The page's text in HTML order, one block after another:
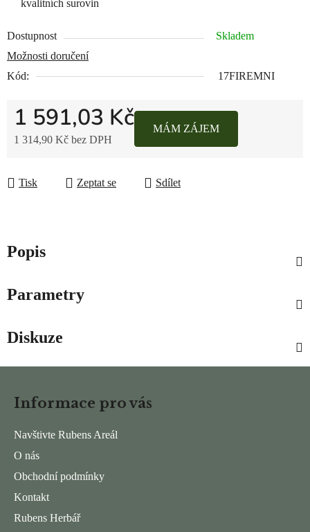
kvalitních surovin
Dostupnost
Skladem
Možnosti doručení
Kód:
17FIREMNI
1 591,03 Kč
1 314,90 Kč bez DPH
MÁM ZÁJEM
Tisk Zeptat se Sdílet
Popis
Parametry
Diskuze
Informace pro vás
Navštivte Rubens Areál
O nás
Obchodní podmínky
Kontakt
Rubens Herbář